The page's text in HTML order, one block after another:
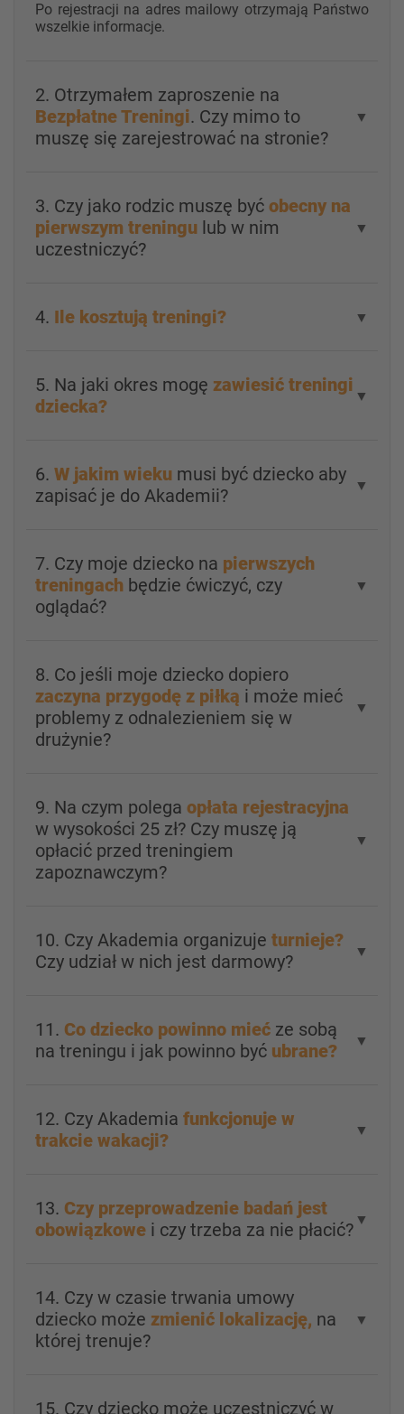
Po rejestracji na adres mailowy otrzymają Państwo
wszelkie informacje.
2. Otrzymałem zaproszenie na
Bezpłatne Treningi. Czy mimo to
muszę się zarejestrować na stronie?
▼
3. Czy jako rodzic muszę być obecny na
pierwszym treningu lub w nim
uczestniczyć?
▼
4. Ile kosztują treningi? ▼
5. Na jaki okres mogę zawiesić treningi
dziecka?
▼
6. W jakim wieku musi być dziecko aby
zapisać je do Akademii?
▼
7. Czy moje dziecko na pierwszych
treningach będzie ćwiczyć, czy
oglądać?
▼
8. Co jeśli moje dziecko dopiero
zaczyna przygodę z piłką i może mieć
problemy z odnalezieniem się w
drużynie?
▼
9. Na czym polega opłata rejestracyjna
w wysokości 25 zł? Czy muszę ją
opłacić przed treningiem
zapoznawczym?
▼
10. Czy Akademia organizuje turnieje?
Czy udział w nich jest darmowy?
▼
11. Co dziecko powinno mieć ze sobą
na treningu i jak powinno być ubrane? ▼
12. Czy Akademia funkcjonuje w
trakcie wakacji?
▼
13. Czy przeprowadzenie badań jest
obowiązkowe i czy trzeba za nie płacić? ▼
14. Czy w czasie trwania umowy
dziecko może zmienić lokalizację, na
której trenuje?
▼
15. Czy dziecko może uczestniczyć w